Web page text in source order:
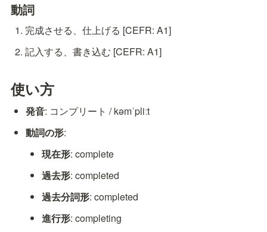
動詞
完成させる、仕上げる [CEFR: A1]
記入する、書き込む [CEFR: A1]
使い方
発音: コンプリート / kəmˈpliːt
動詞の形:
現在形: complete
過去形: completed
過去分詞形: completed
進行形: completing